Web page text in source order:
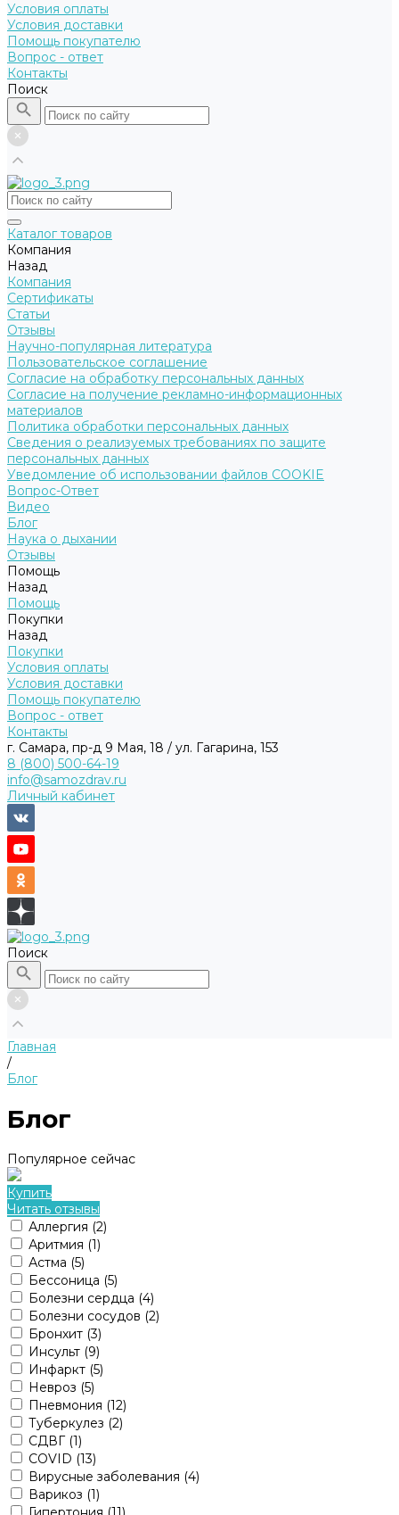
Условия оплаты
Условия доставки
Помощь покупателю
Вопрос - ответ
Контакты
Поиск
Каталог товаров
Компания
Назад
Компания
Сертификаты
Статьи
Отзывы
Научно-популярная литература
Пользовательское соглашение
Согласие на обработку персональных данных
Согласие на получение рекламно-информационных
материалов
Политика обработки персональных данных
Сведения о реализуемых требованиях по защите
персональных данных
Уведомление об использовании файлов COOKIE
Вопрос-Ответ
Видео
Блог
Наука о дыхании
Отзывы
Помощь
Назад
Помощь
Покупки
Назад
Покупки
Условия оплаты
Условия доставки
Помощь покупателю
Вопрос - ответ
Контакты
г. Самара, пр-д 9 Мая, 18 / ул. Гагарина, 153
8 (800) 500-64-19
info@samozdrav.ru
Личный кабинет
Поиск
Главная
/
Блог
Блог
Популярное сейчас
Купить
Читать отзывы
Аллергия (2)
Аритмия (1)
Астма (5)
Бессоница (5)
Болезни сердца (4)
Болезни сосудов (2)
Бронхит (3)
Инсульт (9)
Инфаркт (5)
Невроз (5)
Пневмония (12)
Туберкулез (2)
СДВГ (1)
COVID (13)
Вирусные заболевания (4)
Варикоз (1)